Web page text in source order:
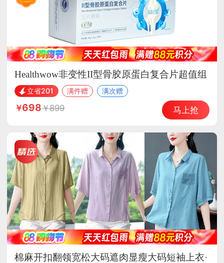
Healthwow非变性II型骨胶原蛋白复合片超值组
立省201 满件赠 满次赠
698 899 马上抢
棉麻开扣翻领宽松大码遮肉显瘦大码短袖上衣·